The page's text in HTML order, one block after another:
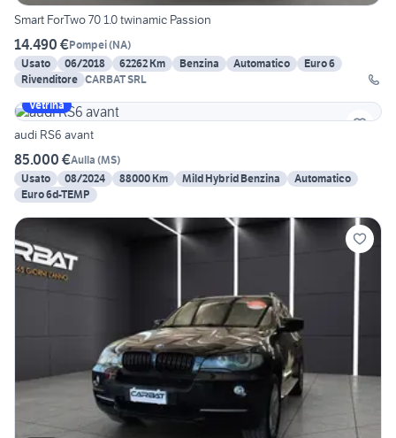
Smart ForTwo 70 1.0 twinamic Passion
14.490 €Pompei(NA)
Usato
06/2018 62262 Km Benzina Automatico
Euro 6
Rivenditore CARBAT SRL
Vetrina
audi RS6 avant
85.000 €Aulla (MS)
Usato
08/2024 88000 Km Mild Hybrid Benzina
Automatico
Euro 6d-TEMP